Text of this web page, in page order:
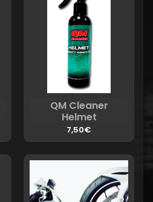
QM Cleaner
Helmet
7,50€